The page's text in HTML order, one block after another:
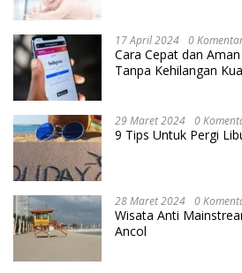
17 April 2024 0
Cara Cepat dan
Tanpa Kehilangan
29 Maret 2024 0
9 Tips Untuk Pergi
28 Maret 2024 0
Wisata Anti
Ancol